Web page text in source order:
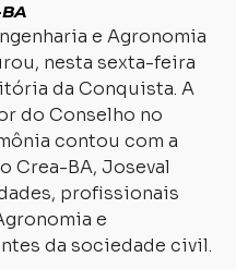
e Agronomia
nesta sexta-feira
da Conquista. A
do Conselho no
contou com a
Crea-BA, Joseval
profissionais
e
da sociedade civil.